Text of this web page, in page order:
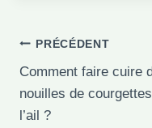
Navigation
de
l’article
PRÉCÉDENT
Comment faire cuire
nouilles de
l’ail ?